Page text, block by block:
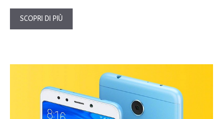
SCOPRI DI PIÙ